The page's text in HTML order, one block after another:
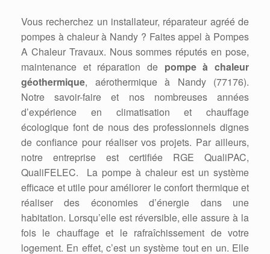
Vous recherchez un installateur, réparateur agréé de
pompes à chaleur à Nandy ? Faites appel à Pompes
A Chaleur Travaux. Nous sommes réputés en pose,
maintenance et réparation de pompe à chaleur
géothermique, aérothermique à Nandy (77176).
Notre savoir-faire et nos nombreuses années
d’expérience en climatisation et chauffage
écologique font de nous des professionnels dignes
de confiance pour réaliser vos projets. Par ailleurs,
notre entreprise est certifiée RGE QualiPAC,
QualiFELEC. La pompe à chaleur est un système
efficace et utile pour améliorer le confort thermique et
réaliser des économies d’énergie dans une
habitation. Lorsqu’elle est réversible, elle assure à la
fois le chauffage et le rafraîchissement de votre
logement. En effet, c’est un système tout en un. Elle